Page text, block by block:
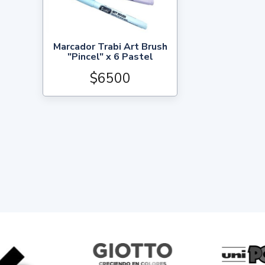
Marcador Trabi Art Brush
"Pincel" x 6 Pastel
$6500